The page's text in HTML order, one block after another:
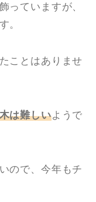
っていますが、
。
ことはありませ
は難しいようで
ので、今年もチ